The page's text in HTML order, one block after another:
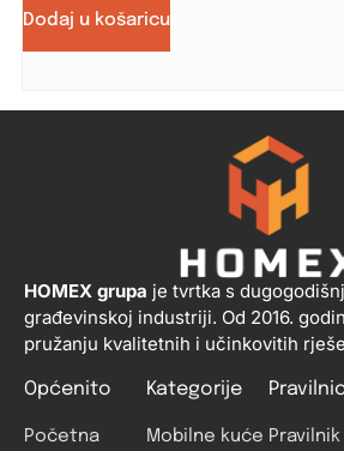
Dodaj u košaricu
HOMEX grupa je tvrtka s
građevinskoj industriji. Od 2016.
pružanju kvalitetnih i učinkovitih
Općenito
Početna
Kategorije
Mobilne kuće Pravilnik